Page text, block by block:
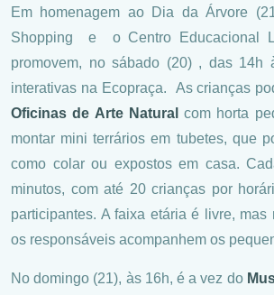
Em homenagem ao Dia da Árvore
Shopping
e
o Centro Educacional
promovem, no sábado (20) , das 14h
interativas na Ecopraça.
As crianças
Oficinas de Arte Natural com horta
montar mini terrários em tubetes, que
como colar ou expostos em casa.
minutos, com até 20 crianças por
participantes. A faixa etária é livre, mas
os responsáveis acompanhem os
No domingo (21), às 16h, é a vez do